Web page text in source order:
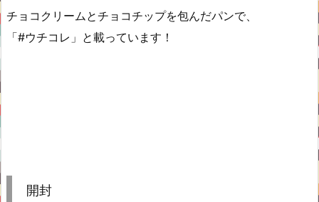
チョコクリームとチョコチップを包んだパンで、
「#ウチコレ」と載っています！
開封